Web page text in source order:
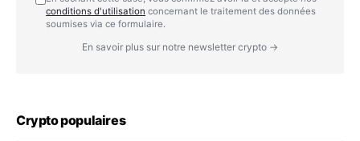
conditions d'utilisation concernant le traitement des données
soumises via ce formulaire.
En savoir plus sur notre newsletter crypto →
Crypto populaires